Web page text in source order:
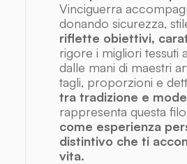
Vinciguerra
donando sicurezza,
riflette obiettivi,
rigore i migliori tessuti
dalle mani di maestri
tagli, proporzioni e
tra tradizione e
rappresenta questa
come esperienza
distintivo che ti
vita.